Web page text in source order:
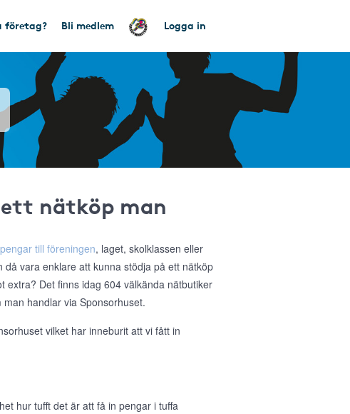
företag? Bli medlem Logga in
nätköp man
till föreningen, laget, skolklassen eller
vara enklare att kunna stödja på ett nätköp
extra? Det finns idag 604 välkända nätbutiker
handlar via Sponsorhuset.
vilket har inneburit att vi fått in
hur tufft det är att få in pengar i tuffa